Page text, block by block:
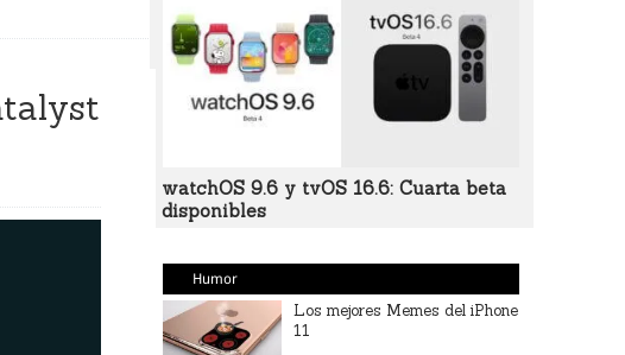
watchOS 9.6 y tvOS 16.6: Cuarta beta
disponibles
Humor
Los mejores Memes del iPhone
11